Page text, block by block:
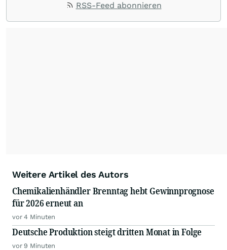
dpa-AFX unabhängig, zuverlässig und schnell
RSS-Feed abonnieren
Weitere Artikel des Autors
Chemikalienhändler Brenntag hebt Gewinnprognose
für 2026 erneut an
vor 4 Minuten
Deutsche Produktion steigt dritten Monat in Folge
vor 9 Minuten